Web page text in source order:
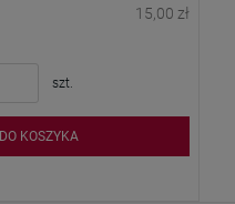
15,00 zł
szt.
DO KOSZYKA